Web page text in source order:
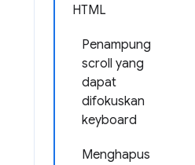
HTML
Penampung
scroll yang
dapat
difokuskan
keyboard
Menghapus